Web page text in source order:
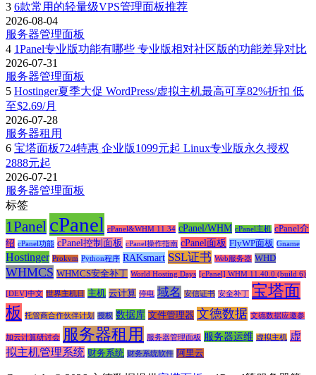
3 6款常用的轻量级VPS管理面板推荐
2026-08-04
服务器管理面板
4 1Panel专业版功能有哪些 专业版相对社区版的功能差异对比
2026-07-31
服务器管理面板
5 Hostinger夏季大促 WordPress/虚拟主机最高可享82%折扣 低
至$2.69/月
2026-07-28
服务器租用
6 宝塔面板724特惠 企业版1099元起 Linux专业版永久授权
2888元起
2026-07-21
服务器管理面板
标签
1Panel cPanel cPanel&WHM 11.34 cPanel/WHM cPanel主机 cPanel介
绍 cPanel功能 cPanel控制面板 cPanel操作指南 cPanel面板 FlyWP面板 Gname
Hostinger Prokvm Python程序 RAKsmart SSL证书 Web服务器 WHD
WHMCS WHMCS安全补丁 World Hosting Days [cPanel] WHM 11.40.0 (build 6)
[DEV]中文 世界主机日 主机 云计算 停电 域名 安信证书 安全补丁 宝塔面
板
托管商合作伙伴计划 授权 数据库 文件管理器 文德数据 文德数据应邀参
加云计算研讨会 服务器租用 服务器管理面板 服务器运维 虚拟主机 虚
拟主机管理系统 财务系统 财务系统软件 阿里云